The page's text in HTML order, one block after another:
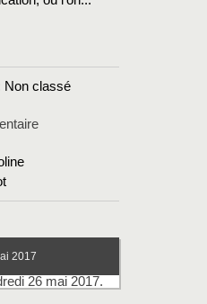
Non classé
2017
26 mai 2017.